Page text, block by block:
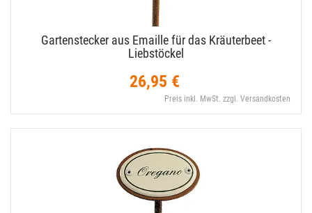
Gartenstecker aus Emaille für das Kräuterbeet -
Liebstöckel
26,95 €
Preis inkl. MwSt. zzgl. Versandkosten